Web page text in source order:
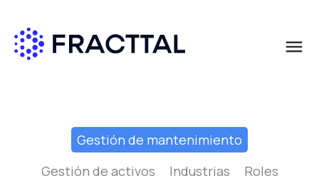
menu
Gestión de mantenimiento
Gestión de activos
Industrias
Roles